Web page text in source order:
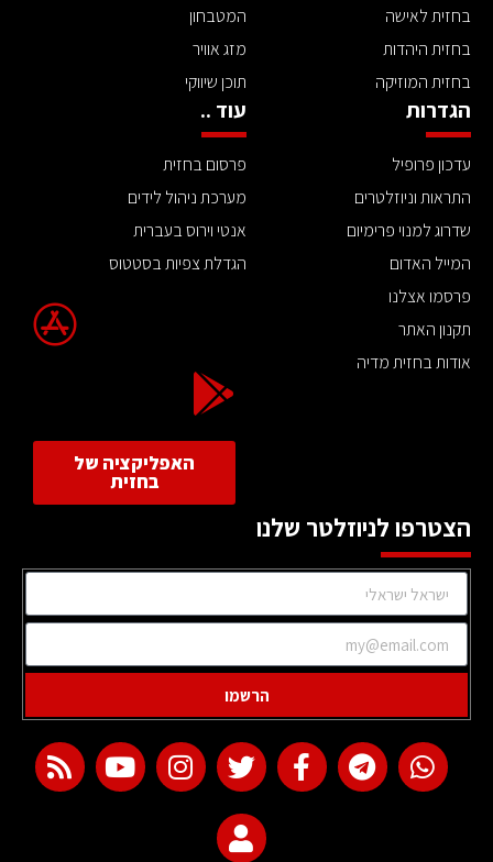
בחזית לאישה
בחזית היהדות
בחזית המוזיקה
המטבחון
מזג אוויר
תוכן שיווקי
הגדרות
עדכון פרופיל
התראות וניוזלטרים
שדרוג למנוי פרימיום
המייל האדום
פרסמו אצלנו
תקנון האתר
אודות בחזית מדיה
עוד ..
פרסום בחזית
מערכת ניהול לידים
אנטי וירוס בעברית
הגדלת צפיות בסטטוס
האפליקציה של
בחזית
הצטרפו לניוזלטר שלנו
הרשמו